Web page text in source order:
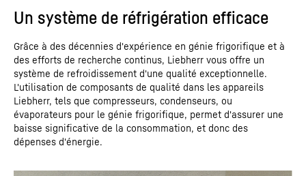
Un système de réfrigération efficace
Grâce à des décennies d'expérience en génie frigorifique et à
des efforts de recherche continus, Liebherr vous offre un
système de refroidissement d'une qualité exceptionnelle.
L'utilisation de composants de qualité dans les appareils
Liebherr, tels que compresseurs, condenseurs, ou
évaporateurs pour le génie frigorifique, permet d'assurer une
baisse significative de la consommation, et donc des
dépenses d'énergie.